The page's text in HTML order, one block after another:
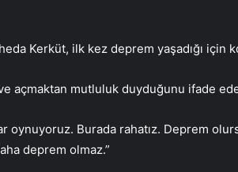
Kerküt, ilk kez deprem yaşadığı için
açmaktan mutluluk duyduğunu ifade
oynuyoruz. Burada rahatız. Deprem
deprem olmaz.”